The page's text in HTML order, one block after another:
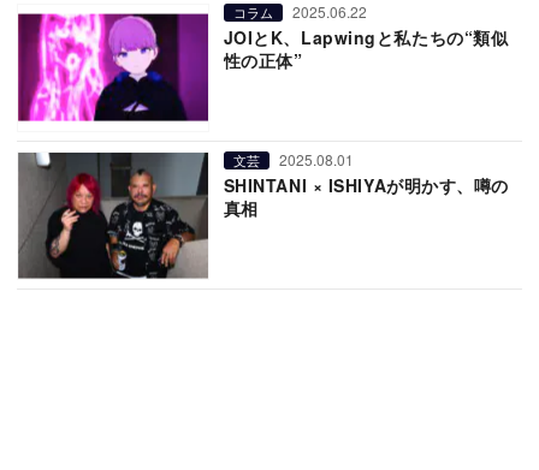
コラム 2025.06.22
JOIとK、Lapwingと私たちの“類似
性の正体”
文芸 2025.08.01
SHINTANI × ISHIYAが明かす、噂の
真相